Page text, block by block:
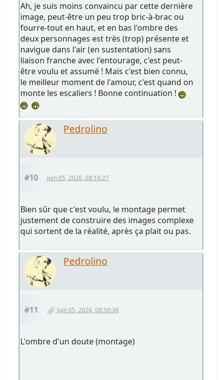
Ah, je suis moins convaincu par cette dernière
image, peut-être un peu trop bric-à-brac ou
fourre-tout en haut, et en bas l'ombre des
deux personnages est très (trop) présente et
navigue dans l'air (en sustentation) sans
liaison franche avec l'entourage, c'est peut-
être voulu et assumé ! Mais c'est bien connu,
le meilleur moment de l'amour, c'est quand on
monte les escaliers ! Bonne continuation !
Pedrolino
#10 Juin 05, 2026, 08:16:27
Bien sûr que c'est voulu, le montage permet
justement de construire des images complexe
qui sortent de la réalité, après ça plait ou pas.
Pedrolino
#11 Juin 05, 2026, 08:56:36
L'ombre d'un doute (montage)